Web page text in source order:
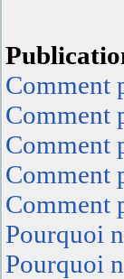
Comment
Comment
Comment
Comment
Comment
Pourquoi
Pourquoi